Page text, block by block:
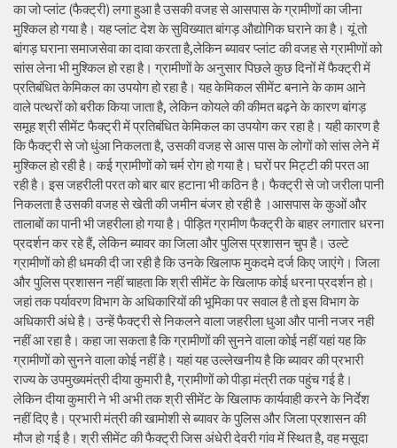
का जो प्लांट (फैक्ट्री) लगा हुआ है उसकी वजह से आसपास के ग्रामीणों का जीना
मुश्किल हो गया है। यह प्लांट देश के सुविख्यात बांगड़ औद्योगिक घराने का है। यूं तो
बांगड़ घराना समाजसेवा का दावा करता है,लेकिन ब्यावर प्लांट की वजह से ग्रामीणों को
सांस लेना भी मुश्किल हो रहा है। ग्रामीणों के अनुसार पिछले कुछ दिनों में फैक्ट्री में
प्रतिबंधित केमिकल का उपयोग हो रहा है। यह केमिकल सीमेंट बनाने के काम आने
वाले पत्थरों को बरीक किया जाता है, लेकिन कोयले की कीमत बढ़ने के कारण बांगड़
समूह श्री सीमेंट फैक्ट्री में प्रतिबंधित केमिकल का उपयोग कर रहा है। यही कारण है
कि फैक्ट्री से जो धुंआ निकलता है, उसकी वजह से आस पास के लोगों को सांस लेने में
मुश्किल हो रही है। कई ग्रामीणों को चर्म रोग हो गया है। घरों पर मिट्टी की परत आ
रही है। इस जहरीली परत को बार बार हटाना भी कठिन है। फैक्ट्री से जो जरीला पानी
निकलता है उसकी वजह से खेती की जमीन बंजर हो रही है ।आसपास के कुओं और
तालाबों का पानी भी जहरीला हो गया है। पीड़ित ग्रामीण फैक्ट्री के बाहर लगातार धरना
प्रदर्शन कर रहे हैं, लेकिन ब्यावर का जिला और पुलिस प्रशासन चुप है। उल्टे
ग्रामीणों को ही धमकी दी जा रही है कि उनके खिलाफ मुकदमे दर्ज किए जाएंगे। जिला
और पुलिस प्रशासन नहीं चाहता कि श्री सीमेंट के खिलाफ कोई धरना प्रदर्शन हो।
जहां तक पर्यावरण विभाग के अधिकारियों की भूमिका पर सवाल है तो इस विभाग के
अधिकारी अंधे है। उन्हें फैक्ट्री से निकलने वाला जहरीला धुआ और पानी नजर नही
नहीं आ रहा है। कहा जा सकता है कि ग्रामीणों की सुनने वाला कोई नहीं यहां यह कि
ग्रामीणों को सुनने वाला कोई नहीं है। यहां यह उल्लेखनीय है कि ब्यावर की प्रभारी
राज्य के उपमुख्यमंत्री दीया कुमारी है, ग्रामीणों को पीड़ा मंत्री तक पहुंच गई है।
लेकिन दीया कुमारी ने भी अभी तक श्री सीमेंट के खिलाफ कार्यवाही करने के निर्देश
नहीं दिए है। प्रभारी मंत्री की खामोशी से ब्यावर के पुलिस और जिला प्रशासन की
मौज हो गई है। श्री सीमेंट की फैक्ट्री जिस अंधेरी देवरी गांव में स्थित है, वह मसूदा